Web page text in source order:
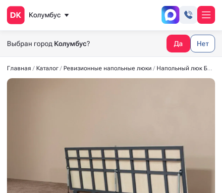
Колумбус
Выбран город Колумбус? Да Нет
Главная Каталог Ревизионные напольные люки Напольный люк БЮДЖЕТ 1900x600